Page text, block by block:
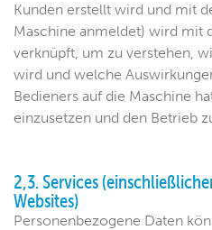
Kunden erstellt wird und mit
Maschine anmeldet) wird mit
verknüpft, um zu verstehen,
wird und welche
Bedieners auf die Maschine
einzusetzen und den Betrieb
2,3. Services
Websites)
Personenbezogene Daten